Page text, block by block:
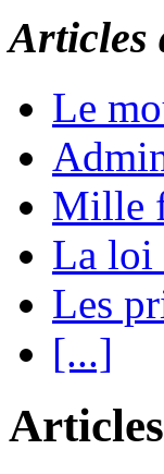
Articles
Le
Mille
La loi
Les
[...]